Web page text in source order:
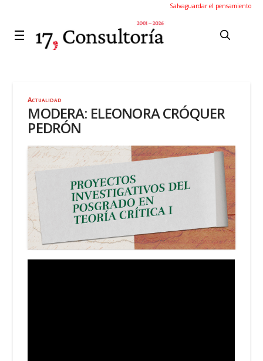
Salvaguardar el pensamiento
Actualidad
MODERA: ELEONORA CRÓQUER
PEDRÓN